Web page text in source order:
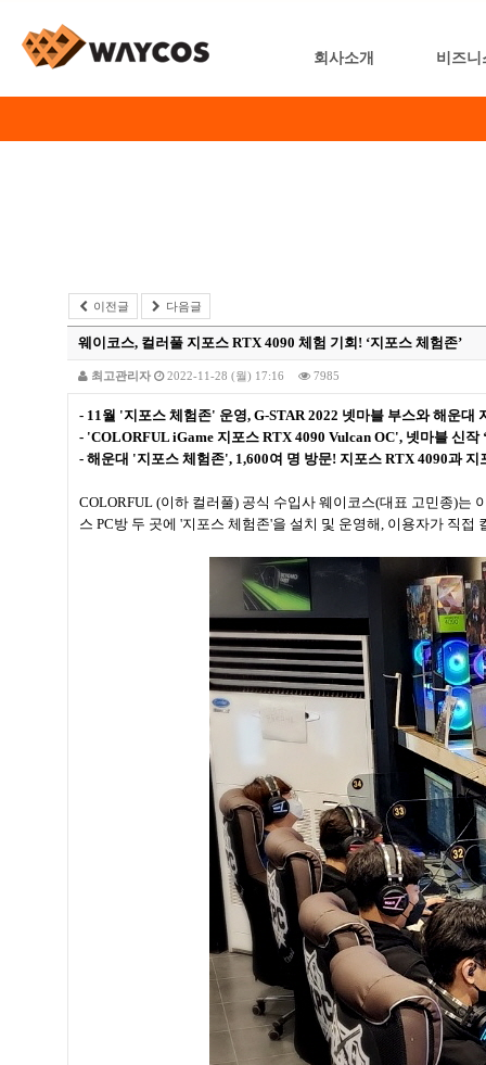
회사소개 비즈니
이전글 다음글
웨이코스, 컬러풀 지포스 RTX 4090 체험 기회! ‘지포스 체험존’
최고관리자 2022-11-28 (월) 17:16 7985
- 11월 '지포스 체험존' 운영, G-STAR 2022 넷마블 부스와 해운대
- 'COLORFUL iGame 지포스 RTX 4090 Vulcan OC', 넷마블 신작
- 해운대 '지포스 체험존', 1,600여 명 방문! 지포스 RTX 4090과
COLORFUL (이하 컬러풀) 공식 수입사 웨이코스(대표 고민종)는
스 PC방 두 곳에 '지포스 체험존'을 설치 및 운영해, 이용자가 직